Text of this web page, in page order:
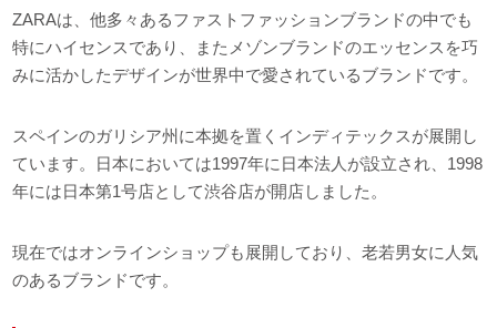
ZARAは、他多々あるファストファッションブランドの中でも
特にハイセンスであり、またメゾンブランドのエッセンスを巧
みに活かしたデザインが世界中で愛されているブランドです。
スペインのガリシア州に本拠を置くインディテックスが展開し
ています。日本においては1997年に日本法人が設立され、1998
年には日本第1号店として渋谷店が開店しました。
現在ではオンラインショップも展開しており、老若男女に人気
のあるブランドです。